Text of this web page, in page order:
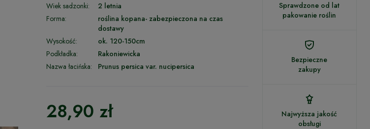
Wiek sadzonki:
2 letnia
Forma:
roślina kopana- zabezpieczona na czas
dostawy
Wysokość:
ok. 120-150cm
Podkładka:
Rakoniewicka
Nazwa łacińska:
Prunus persica var. nucipersica
28,90 zł
Sprawdzone od lat
pakowanie roślin
Bezpieczne
zakupy
Najwyższa jakość
obsługi